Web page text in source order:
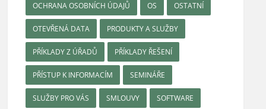
OCHRANA OSOBNÍCH ÚDAJŮ OS OSTATNÍ
OTEVŘENÁ DATA PRODUKTY A SLUŽBY
PŘÍKLADY Z ÚŘADŮ PŘÍKLADY ŘEŠENÍ
PŘÍSTUP K INFORMACÍM SEMINÁŘE
SLUŽBY PRO VÁS SMLOUVY SOFTWARE